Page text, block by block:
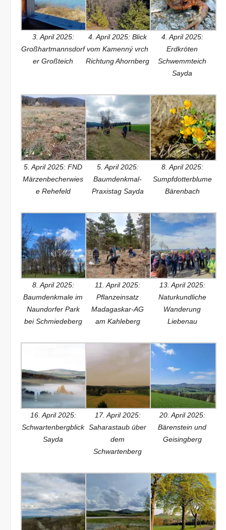
3. April 2025:
Großhartmannsdorf
er Großteich
4. April 2025: Blick
vom Kamenný vrch
Richtung Ahornberg
4. April 2025:
Erdkröten
Schwemmteich
Sayda
5. April 2025: FND
Märzenbecherwies
e Rehefeld
5. April 2025:
Baumdenkmal-
Praxistag Sayda
8. April 2025:
Sumpfdotterblume
Bärenbach
8. April 2025:
Baumdenkmale im
Naundorfer Park
bei Schmiedeberg
11. April 2025:
Pflanzeinsatz
Madagaskar-AG
am Kahleberg
13. April 2025:
Naturkundliche
Wanderung
Liebenau
16. April 2025:
Schwartenbergblick
Sayda
17. April 2025:
Saharastaub über
dem
Schwartenberg
20. April 2025:
Bärenstein und
Geisingberg